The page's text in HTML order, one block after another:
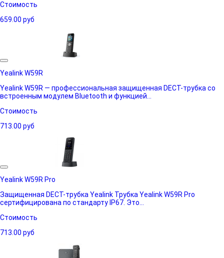
Стоимость
659.00 руб
Yealink W59R
Yealink W59R — профессиональная защищенная DECT-трубка со
встроенным модулем Bluetooth и функцией...
Стоимость
713.00 руб
Yealink W59R Pro
Защищенная DECT-трубка Yealink Трубка Yealink W59R Pro
сертифицирована по стандарту IP67. Это...
Стоимость
713.00 руб